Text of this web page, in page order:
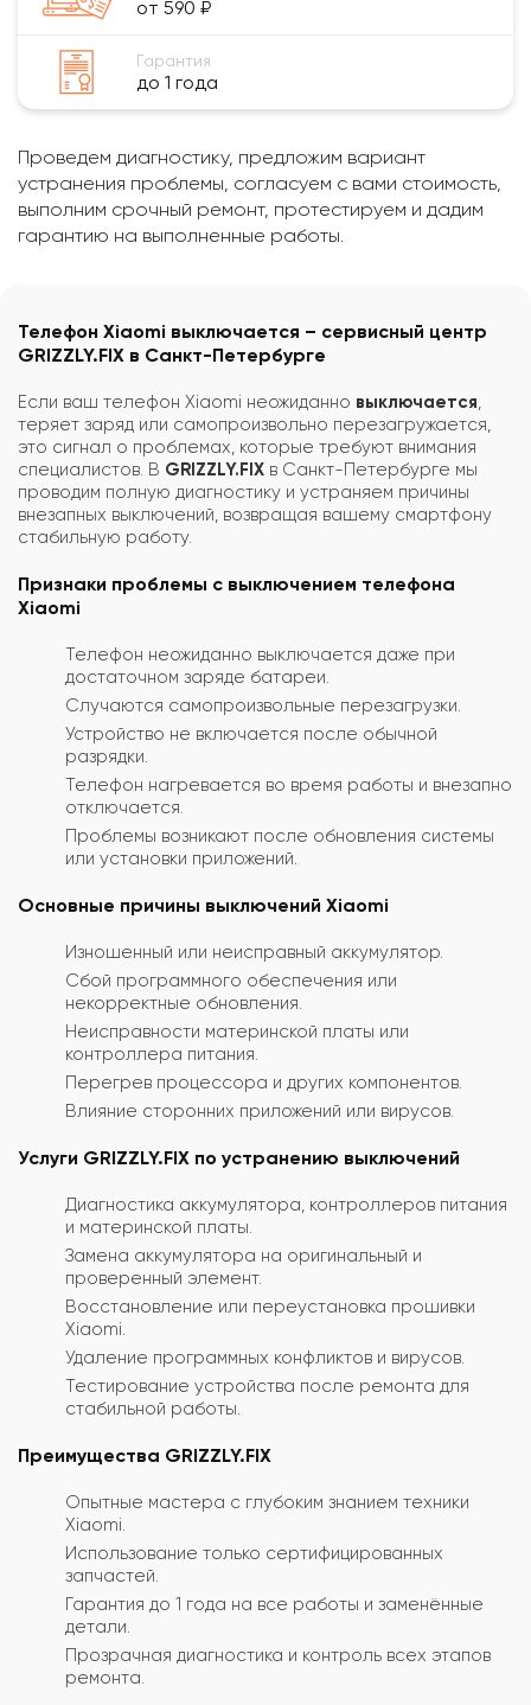
от 590 ₽
Гарантия
до 1 года
Проведем диагностику, предложим вариант
устранения проблемы, согласуем с вами стоимость,
выполним срочный ремонт, протестируем и дадим
гарантию на выполненные работы.
Телефон Xiaomi выключается – сервисный центр
GRIZZLY.FIX в Санкт-Петербурге
Если ваш телефон Xiaomi неожиданно выключается
теряет заряд или самопроизвольно перезагружается,
это сигнал о проблемах, которые требуют внимания
специалистов. В GRIZZLY.FIX в Санкт-Петербурге мы
проводим полную диагностику и устраняем причины
внезапных выключений, возвращая вашему смартфону
стабильную работу.
Признаки проблемы с выключением телефона
Xiaomi
Телефон неожиданно выключается даже при
достаточном заряде батареи.
Случаются самопроизвольные перезагрузки.
Устройство не включается после обычной
разрядки.
Телефон нагревается во время работы и внезапно
отключается.
Проблемы возникают после обновления системы
или установки приложений.
Основные причины выключений Xiaomi
Изношенный или неисправный аккумулятор.
Сбой программного обеспечения или
некорректные обновления.
Неисправности материнской платы или
контроллера питания.
Перегрев процессора и других компонентов.
Влияние сторонних приложений или вирусов.
Услуги GRIZZLY.FIX по устранению выключений
Диагностика аккумулятора, контроллеров питания
и материнской платы.
Замена аккумулятора на оригинальный и
проверенный элемент.
Восстановление или переустановка прошивки
Xiaomi.
Удаление программных конфликтов и вирусов.
Тестирование устройства после ремонта для
стабильной работы.
Преимущества GRIZZLY.FIX
Опытные мастера с глубоким знанием техники
Xiaomi.
Использование только сертифицированных
запчастей.
Гарантия до 1 года на все работы и заменённые
детали.
Прозрачная диагностика и контроль всех этапов
ремонта.